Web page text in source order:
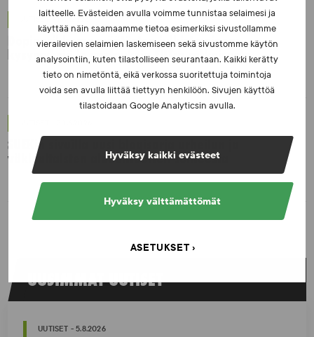
laitteelle. Evästeiden avulla voimme tunnistaa selaimesi ja
käyttää näin saamaamme tietoa esimerkiksi sivustollamme
vierailevien selaimien laskemiseen sekä sivustomme käytön
analysointiin, kuten tilastolliseen seurantaan. Kaikki kerätty
tieto on nimetöntä, eikä verkossa suoritettuja toimintoja
voida sen avulla liittää tiettyyn henkilöön. Sivujen käyttöä
tilastoidaan Google Analyticsin avulla.
Hyväksy kaikki evästeet
Hyväksy välttämättömät
ASETUKSET
UUTISET - 16.7.2026
Dopingrikkomuspäätösten julkistaminen:
kysymyksiä ja vastauksia EUT:n ratkaisusta
SUEKin sivuilla uusi blogisarja urheilun ja
väkivaltaisten alakulttuurien suhteesta
UUSIMMAT UUTISET
UUTISET - 5.8.2026